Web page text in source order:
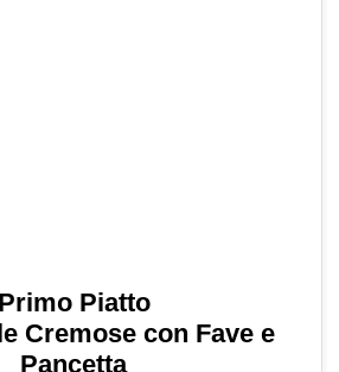
Primo Piatto
Cremose con Fave e
Pancetta